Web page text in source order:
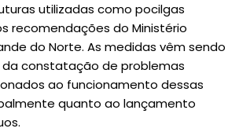
utilizadas como pocilgas
recomendações do Ministério
do Norte. As medidas vêm sendo
constatação de problemas
ao funcionamento dessas
quanto ao lançamento